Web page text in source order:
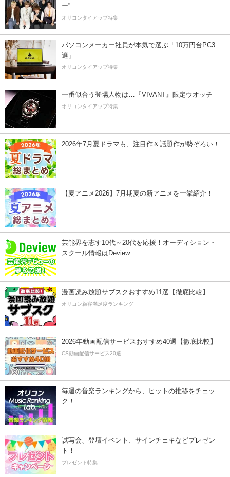
ー”
オリコンタイアップ特集
パソコンメーカー社員が本気で選ぶ「10万円台PC3
選」
オリコンタイアップ特集
一番似合う登場人物は…『VIVANT』限定ウオッチ
オリコンタイアップ特集
2026年7月夏ドラマも、注目作＆話題作が勢ぞろい！
【夏アニメ2026】7月期夏の新アニメを一挙紹介！
芸能界を志す10代～20代を応援！オーディション・
スクール情報はDeview
漫画読み放題サブスクおすすめ11選【徹底比較】
オリコン顧客満足度ランキング
2026年動画配信サービスおすすめ40選【徹底比較】
CS動画配信サービス20選
毎週の音楽ランキングから、ヒットの推移をチェッ
ク！
試写会、登壇イベント、サインチェキなどプレゼン
ト！
プレゼント特集